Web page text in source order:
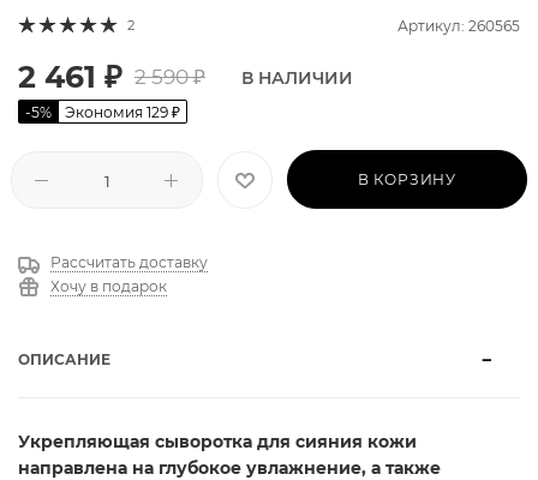
2 Артикул: 260565
2 461 ₽ 2 590₽
-5% Экономия 129 ₽
В НАЛИЧИИ
В КОРЗИНУ
Рассчитать доставку
Хочу в подарок
ОПИСАНИЕ
Укрепляющая сыворотка для сияния кожи
направлена на глубокое увлажнение, а также